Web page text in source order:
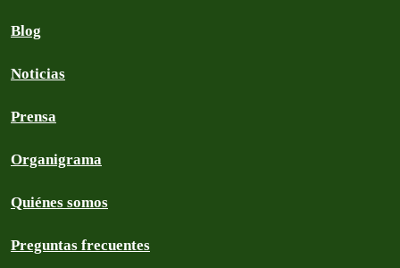
Blog
Noticias
Prensa
Organigrama
Quiénes somos
Preguntas frecuentes